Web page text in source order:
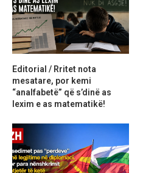
Editorial / Rritet nota
mesatare, por kemi
“analfabetë” që s’dinë as
lexim e as matematikë!